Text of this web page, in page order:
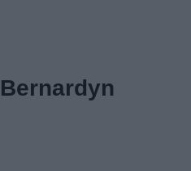
Bernardyn